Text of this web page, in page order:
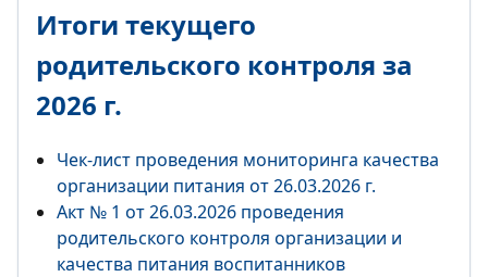
Итоги текущего
родительского контроля за
2026 г.
Чек-лист проведения мониторинга качества
организации питания от 26.03.2026 г.
Акт № 1 от 26.03.2026 проведения
родительского контроля организации и
качества питания воспитанников